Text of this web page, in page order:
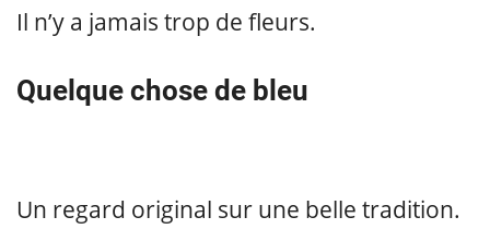
Il n’y a jamais trop de fleurs.
Quelque chose de bleu
Un regard original sur une belle tradition.